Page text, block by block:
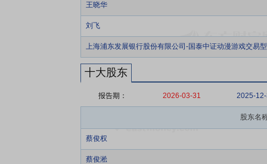
王晓华
刘飞
上海浦东发展银行股份有限公司-国泰中证动漫游戏交易
十大股东
报告期： 2026-03-31 2025-
股东名
蔡俊权
蔡俊淞